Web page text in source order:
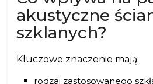
akustyczne
szklanych?
Kluczowe znaczenie mają:
rodzaj zastosowanego